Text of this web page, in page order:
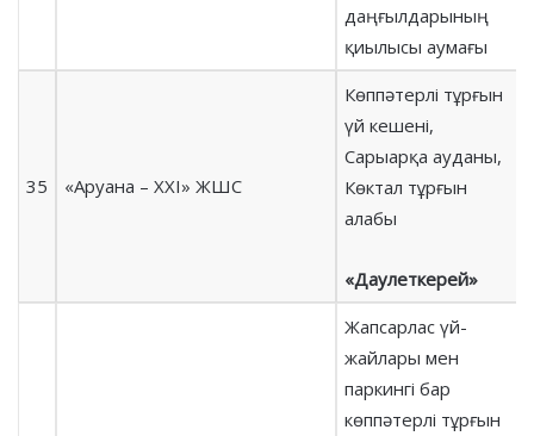
даңғылдарының
қиылысы аумағы
35 «Аруана – ХХI» ЖШС
Көппәтерлі тұрғын
үй кешені,
Сарыарқа ауданы,
Көктал тұрғын
алабы
«Даулеткерей»
Жапсарлас үй-
жайлары мен
паркингі бар
көппәтерлі тұрғын